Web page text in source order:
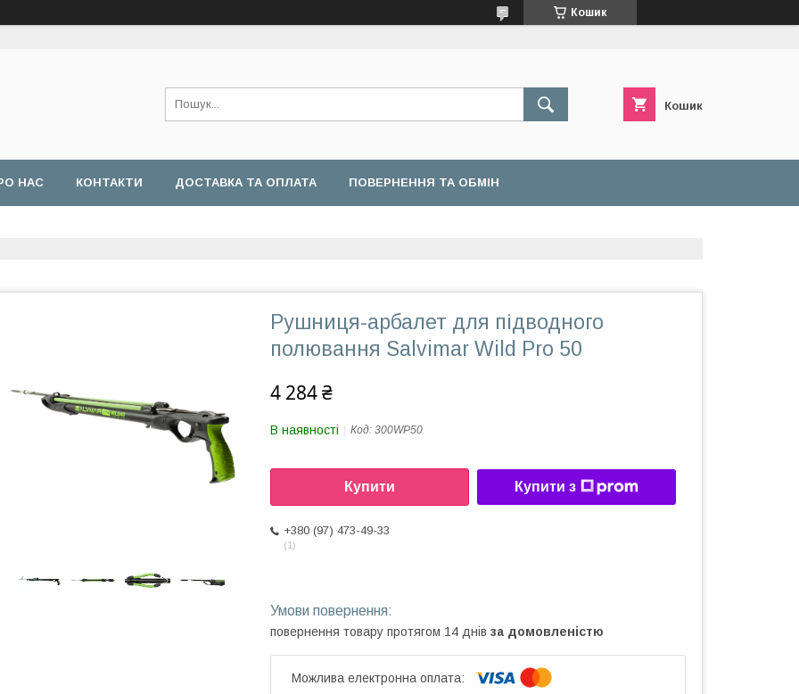
Кошик
Кошик
НАС КОНТАКТИ ДОСТАВКА ТА ОПЛАТА ПОВЕРНЕННЯ ТА ОБМІН
Рушниця-арбалет для підводного
полювання Salvimar Wild Pro 50
4 284 ₴
В наявності Код: 300WP50
Купити Купити з
+380 (97) 473-49-33
1
повернення товару протягом 14 днів за домовленістю